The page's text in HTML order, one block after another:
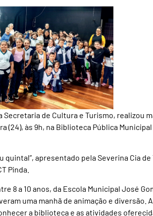
de Cultura e Turismo, realizou
às 9h, na Biblioteca Pública Municipal
quintal”, apresentado pela Severina Cia
Pinda.
8 a 10 anos, da Escola Municipal José
uma manhã de animação e diversão.
a biblioteca e as atividades